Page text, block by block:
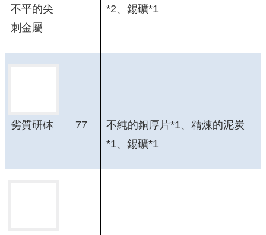
不平的尖
刺金屬
*2、錫礦*1
劣質研砵 77
不純的銅厚片*1、精煉的泥炭
*1、錫礦*1